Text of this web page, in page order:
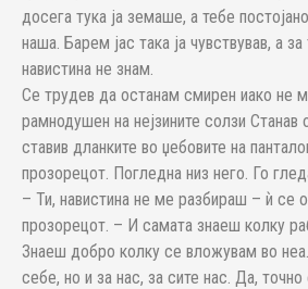
досега тука ја земаше, а тебе
наша. Барем јас така ја чувствував, а
навистина не знам.
Се трудев да останам смирен иако не
рамнодушен на нејзините солзи Станав
ставив дланките во џебовите на
прозорецот. Погледна низ него. Го
– Ти, навистина не ме разбираш – ѝ се
прозорецот. – И самата знаеш колку
Знаеш добро колку се вложувам во
себе, но и за нас, за сите нас. Да,